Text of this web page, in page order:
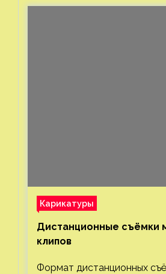
Карикатуры
Дистанционные съёмки
клипов⁠⁠
Формат дистанционных